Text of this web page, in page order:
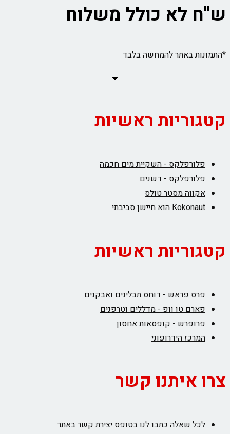
ש"ח לא כולל משלוח
*התמונות באתר להמחשה בלבד
קטגוריות ראשיות
פלורפלקס - השקיית מים חכמה
פלורפלקס - דשנים
אקווה מסטר טולס
Kokonaut הוא חיישן סביבתי
קטגוריות ראשיות
פרס פראש - דוחס תבלינים ואבקנים
פארם טו וופ - מדללים וטרפנים
פרופרש - קופסאות אחסון
המרכז הידרופוני
צרו איתנו קשר
לכל שאלה כתבו לנו בטופס יצירת קשר באתר